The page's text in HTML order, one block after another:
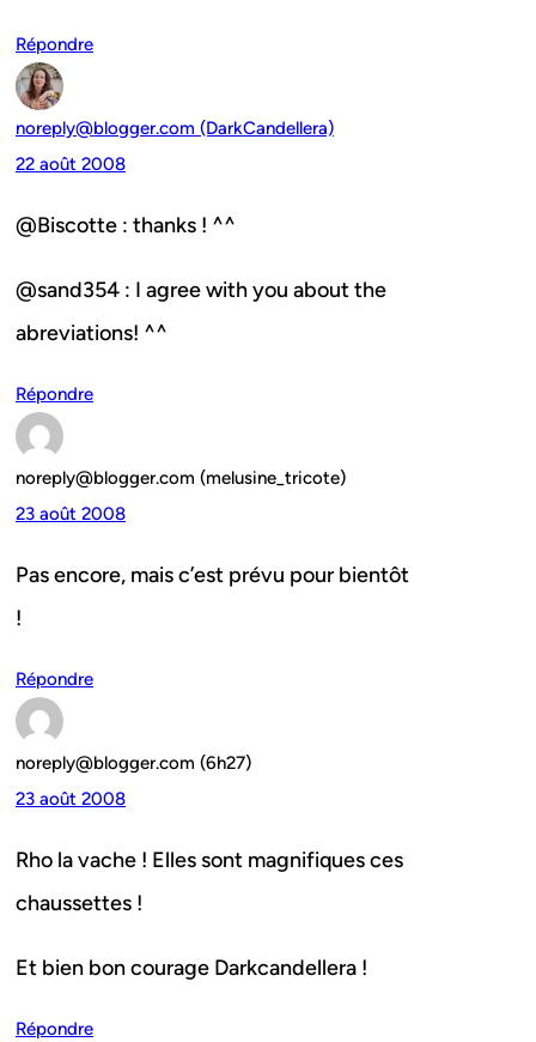
Répondre
noreply@blogger.com (DarkCandellera)
22 août 2008
@Biscotte : thanks ! ^^
@sand354 : I agree with you about the
abreviations! ^^
Répondre
noreply@blogger.com (melusine_tricote)
23 août 2008
Pas encore, mais c’est prévu pour bientôt
!
Répondre
noreply@blogger.com (6h27)
23 août 2008
Rho la vache ! Elles sont magnifiques ces
chaussettes !
Et bien bon courage Darkcandellera !
Répondre